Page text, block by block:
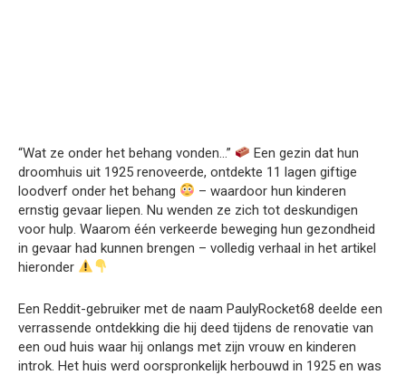
“Wat ze onder het behang vonden…”
Een gezin dat hun
droomhuis uit 1925 renoveerde, ontdekte 11 lagen giftige
loodverf onder het behang
– waardoor hun kinderen
ernstig gevaar liepen. Nu wenden ze zich tot deskundigen
voor hulp. Waarom één verkeerde beweging hun gezondheid
in gevaar had kunnen brengen – volledig verhaal in het artikel
hieronder
Een Reddit-gebruiker met de naam PaulyRocket68 deelde een
verrassende ontdekking die hij deed tijdens de renovatie van
een oud huis waar hij onlangs met zijn vrouw en kinderen
introk. Het huis werd oorspronkelijk herbouwd in 1925 en was